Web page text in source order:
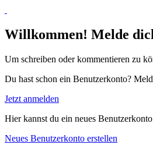
Willkommen! Melde
Um schreiben oder kommentieren zu
Du hast schon ein Benutzerkonto?
Jetzt anmelden
Hier kannst du ein neues
Neues Benutzerkonto erstellen